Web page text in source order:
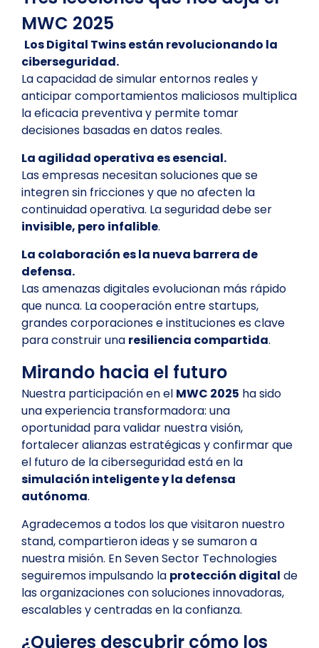
MWC 2025
Los Digital Twins están revolucionando la
ciberseguridad.
La capacidad de simular entornos reales y
anticipar comportamientos maliciosos multiplica
la eficacia preventiva y permite tomar
decisiones basadas en datos reales.
La agilidad operativa es esencial.
Las empresas necesitan soluciones que se
integren sin fricciones y que no afecten la
continuidad operativa. La seguridad debe ser
invisible, pero infalible.
La colaboración es la nueva barrera de
defensa.
Las amenazas digitales evolucionan más rápido
que nunca. La cooperación entre startups,
grandes corporaciones e instituciones es clave
para construir una resiliencia compartida.
Mirando hacia el futuro
Nuestra participación en el MWC 2025 ha sido
una experiencia transformadora: una
oportunidad para validar nuestra visión,
fortalecer alianzas estratégicas y confirmar que
el futuro de la ciberseguridad está en la
simulación inteligente y la defensa
autónoma.
Agradecemos a todos los que visitaron nuestro
stand, compartieron ideas y se sumaron a
nuestra misión. En Seven Sector Technologies
seguiremos impulsando la protección digital de
las organizaciones con soluciones innovadoras,
escalables y centradas en la confianza.
¿Quieres descubrir cómo los